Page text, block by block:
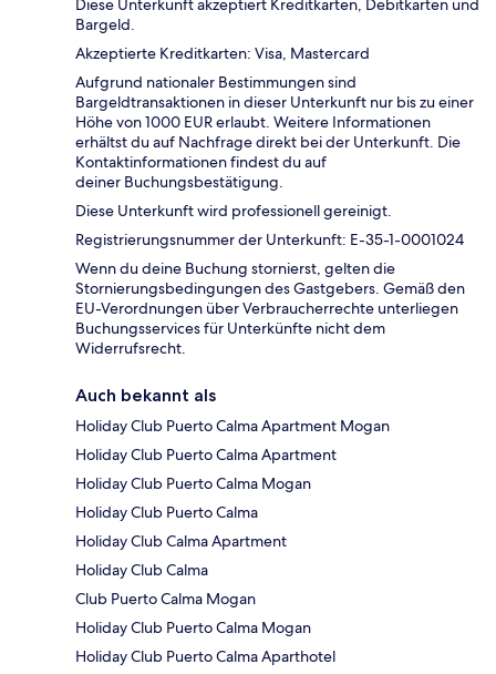
Diese Unterkunft akzeptiert Kreditkarten, Debitkarten und
Bargeld.
Akzeptierte Kreditkarten: Visa, Mastercard
Aufgrund nationaler Bestimmungen sind
Bargeldtransaktionen in dieser Unterkunft nur bis zu einer
Höhe von 1000 EUR erlaubt. Weitere Informationen
erhältst du auf Nachfrage direkt bei der Unterkunft. Die
Kontaktinformationen findest du auf
deiner Buchungsbestätigung.
Diese Unterkunft wird professionell gereinigt.
Registrierungsnummer der Unterkunft: E-35-1-0001024
Wenn du deine Buchung stornierst, gelten die
Stornierungsbedingungen des Gastgebers. Gemäß den
EU-Verordnungen über Verbraucherrechte unterliegen
Buchungsservices für Unterkünfte nicht dem
Widerrufsrecht.
Auch bekannt als
Holiday Club Puerto Calma Apartment Mogan
Holiday Club Puerto Calma Apartment
Holiday Club Puerto Calma Mogan
Holiday Club Puerto Calma
Holiday Club Calma Apartment
Holiday Club Calma
Club Puerto Calma Mogan
Holiday Club Puerto Calma Mogan
Holiday Club Puerto Calma Aparthotel